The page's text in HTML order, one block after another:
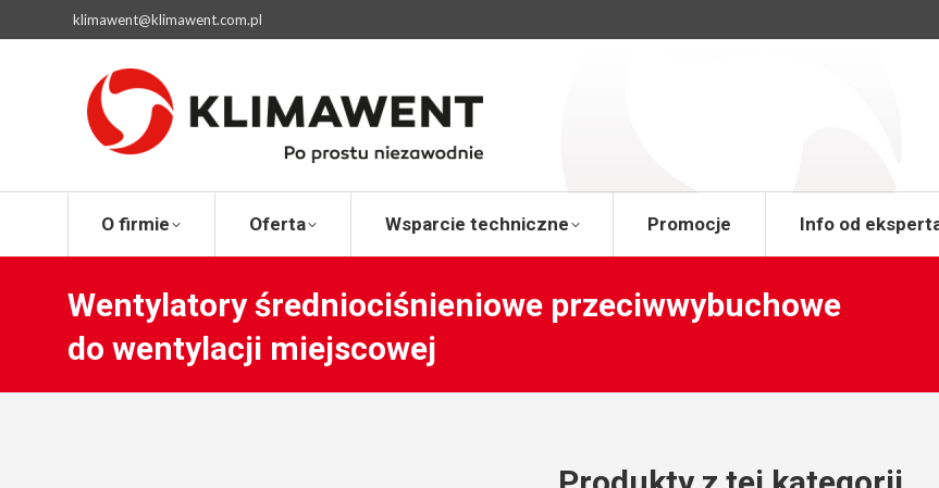
klimawent@klimawent.com.pl
O firmie Oferta Wsparcie techniczne Promocje Info od
Wentylatory średniociśnieniowe przeciwwybuchowe
do wentylacji miejscowej